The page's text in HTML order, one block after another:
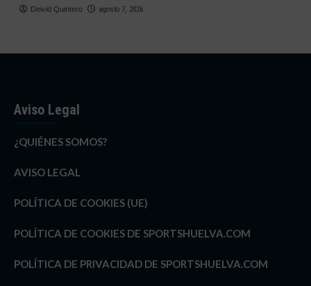
Deivid Quintero agosto 7, 2026
Aviso Legal
¿QUIÉNES SOMOS?
AVISO LEGAL
POLÍTICA DE COOKIES (UE)
POLÍTICA DE COOKIES DE SPORTSHUELVA.COM
POLÍTICA DE PRIVACIDAD DE SPORTSHUELVA.COM